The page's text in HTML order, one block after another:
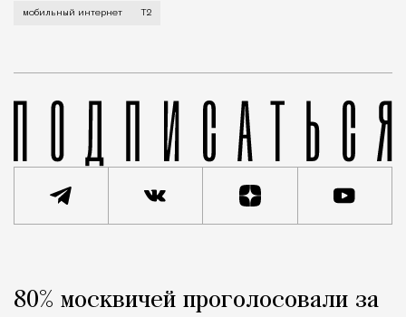
Мобильный оператор Т2 завершил работы по
мобильный интернет Т2
Город
80% москвичей проголосовали за